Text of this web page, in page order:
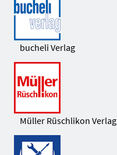
bucheli Verlag
Müller Rüschlikon Verlag